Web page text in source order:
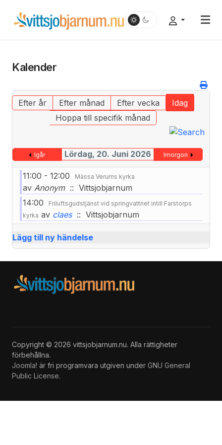
Kalender
Efter år Efter månad Efter vecka
Idag
Hoppa till specifik månad
Igår Lördag, 20. Juni 2026 Imorgon
11:00 - 12:00 Mässa Verums kyrka
av Anonym:: Vittsjobjarnum
14:00
Friluftsgudstjänst vid springvattnet intill Farstorps
kyrka av claes:: Vittsjobjarnum
Lägg till ny händelse
Copyright © 2026 vittsjobjarnum.nu. Alla rättigheter
förbehållna.
Joomla! är fri programvara utgiven under GNU General
Public License.